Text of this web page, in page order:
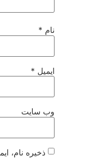
نام *
ایمیل *
وب‌ سایت
ذخیره نام،